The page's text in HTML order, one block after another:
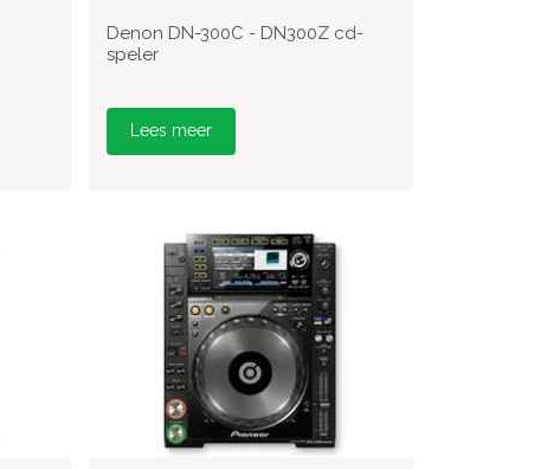
Denon DN-300C - DN300Z cd-
speler
Lees meer